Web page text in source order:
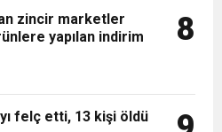
zincir marketler
yapılan indirim
8
felç etti, 13 kişi öldü